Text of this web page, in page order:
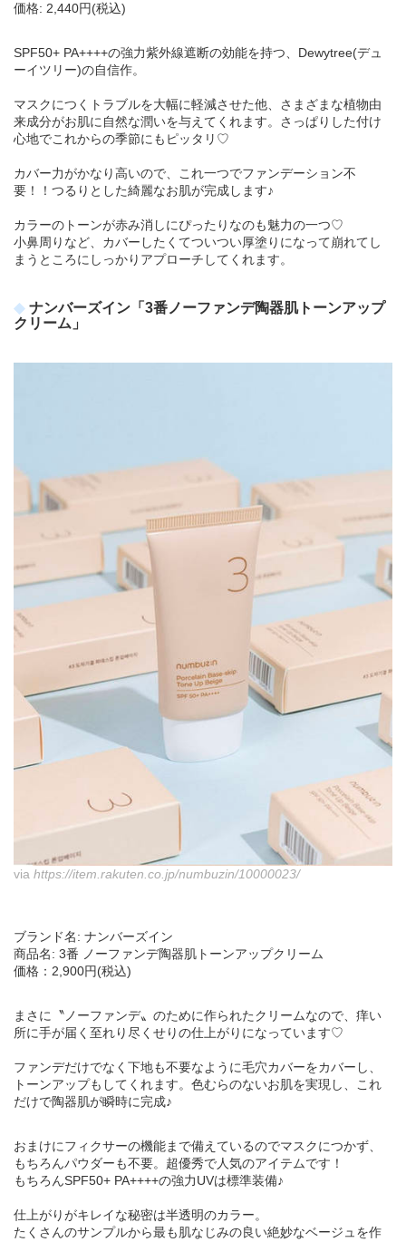
価格: 2,440円(税込)
SPF50+ PA++++の強力紫外線遮断の効能を持つ、Dewytree(デュ
ーイツリー)の自信作。
マスクにつくトラブルを大幅に軽減させた他、さまざまな植物由
来成分がお肌に自然な潤いを与えてくれます。さっぱりした付け
心地でこれからの季節にもピッタリ♡
カバー力がかなり高いので、これ一つでファンデーション不
要！！つるりとした綺麗なお肌が完成します♪
カラーのトーンが赤み消しにぴったりなのも魅力の一つ♡
小鼻周りなど、カバーしたくてついつい厚塗りになって崩れてし
まうところにしっかりアプローチしてくれます。
ナンバーズイン「3番ノーファンデ陶器肌トーンアップ
クリーム」
via https://item.rakuten.co.jp/numbuzin/10000023/
ブランド名: ナンバーズイン
商品名: 3番 ノーファンデ陶器肌トーンアップクリーム
価格：2,900円(税込)
まさに〝ノーファンデ〟のために作られたクリームなので、痒い
所に手が届く至れり尽くせりの仕上がりになっています♡
ファンデだけでなく下地も不要なように毛穴カバーをカバーし、
トーンアップもしてくれます。色むらのないお肌を実現し、これ
だけで陶器肌が瞬時に完成♪
おまけにフィクサーの機能まで備えているのでマスクにつかず、
もちろんパウダーも不要。超優秀で人気のアイテムです！
もちろんSPF50+ PA++++の強力UVは標準装備♪
仕上がりがキレイな秘密は半透明のカラー。
たくさんのサンプルから最も肌なじみの良い絶妙なベージュを作